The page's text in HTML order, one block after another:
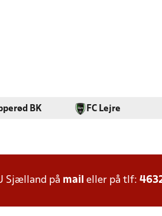
BK FC Lejre
Sjælland på mail eller på tlf: